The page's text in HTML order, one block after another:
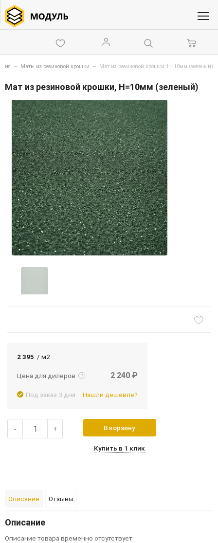
— Маты из резиновой крошки — Мат из резиновой крошки, Н=10мм (зеленый)
Мат из резиновой крошки, Н=10мм (зеленый)
2 395 / м2
Цена для дилеров
Подробнее
2 240 ₽
Под заказ 3 дня Нашли дешевле?
- + В корзину
Купить в 1 клик
Описание Отзывы
Описание
Описание товара временно отсутствует